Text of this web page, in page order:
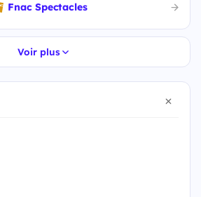
Fnac Spectacles
Voir plus